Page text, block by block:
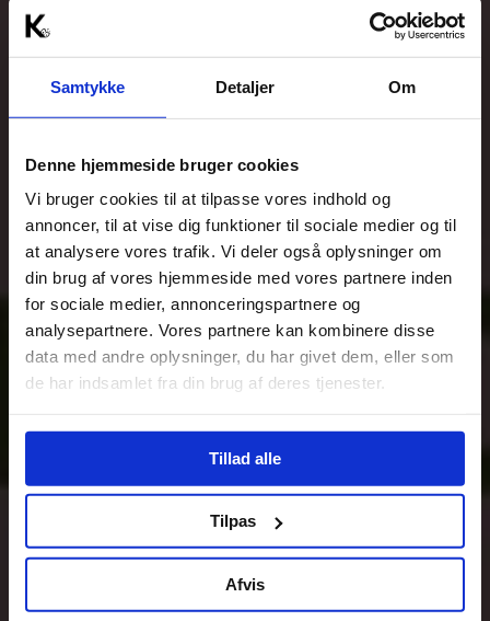
Samtykke Detaljer Om
Denne hjemmeside bruger cookies
Vi bruger cookies til at tilpasse vores indhold og
annoncer, til at vise dig funktioner til sociale medier og til
at analysere vores trafik. Vi deler også oplysninger om
din brug af vores hjemmeside med vores partnere inden
for sociale medier, annonceringspartnere og
analysepartnere. Vores partnere kan kombinere disse
data med andre oplysninger, du har givet dem, eller som
de har indsamlet fra din brug af deres tjenester.
Tillad alle
Tilpas
Afvis